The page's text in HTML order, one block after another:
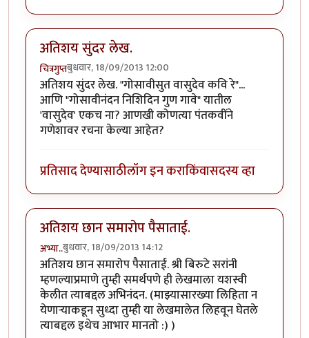
अतिशय सुंदर लेख.
चित्रगुप्तबुधवार, 18/09/2013 12:00
अतिशय सुंदर लेख. "गोसावीसुत वासुदेव कवि रे"...
आणि "गोसावीनंदन निशिदिन गुण गावे" यातील
'वासुदेव' एकच ना? आणखी कोणत्या पंतकवींने
गणेशावर रचना केल्या आहेत?
प्रतिसाद देण्यासाठीलॉग इन कराकिंवासदस्य व्हा
अतिशय छान समारोप पैसाताई.
अभ्या..बुधवार, 18/09/2013 14:12
अतिशय छान समारोप पैसाताई. श्री बिरुटे सरांनी
म्हणल्याप्रमाणे तुम्ही समर्थपणे ही लेखमाला यशस्वी
केलीत त्याबद्दल अभिनंदन. (माझ्यासारख्या लिहिता न
येणार्‍याकडून सुध्दा तुम्ही या लेखमालेत लिहवून घेतले
त्याबद्दल इथेच आभार मानतो :) )